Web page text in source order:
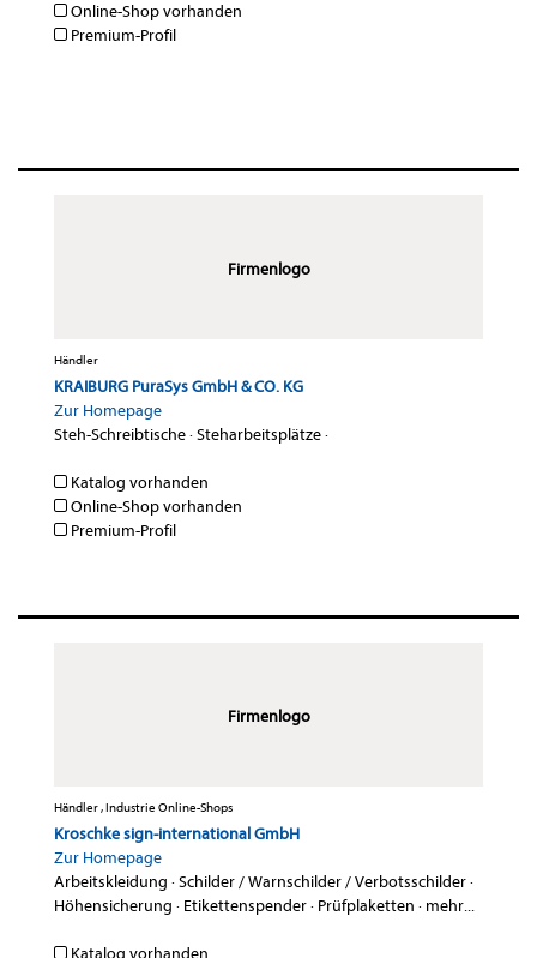
Online-Shop vorhanden
Premium-Profil
Firmenlogo
Händler
KRAIBURG PuraSys GmbH & CO. KG
Zur Homepage
Steh-Schreibtische·Steharbeitsplätze·
Katalog vorhanden
Online-Shop vorhanden
Premium-Profil
Firmenlogo
Händler , Industrie Online-Shops
Kroschke sign-international GmbH
Zur Homepage
Arbeitskleidung ·Schilder / Warnschilder / Verbotsschilder·
Höhensicherung · Etikettenspender· Prüfplaketten · mehr...